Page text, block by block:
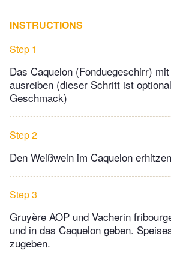
INSTRUCTIONS
Step 1
Das Caquelon (Fonduegeschirr)
ausreiben (dieser Schritt ist
Geschmack)
Step 2
Den Weißwein im Caquelon
Step 3
Gruyère AOP und Vacherin
und in das Caquelon geben.
zugeben.